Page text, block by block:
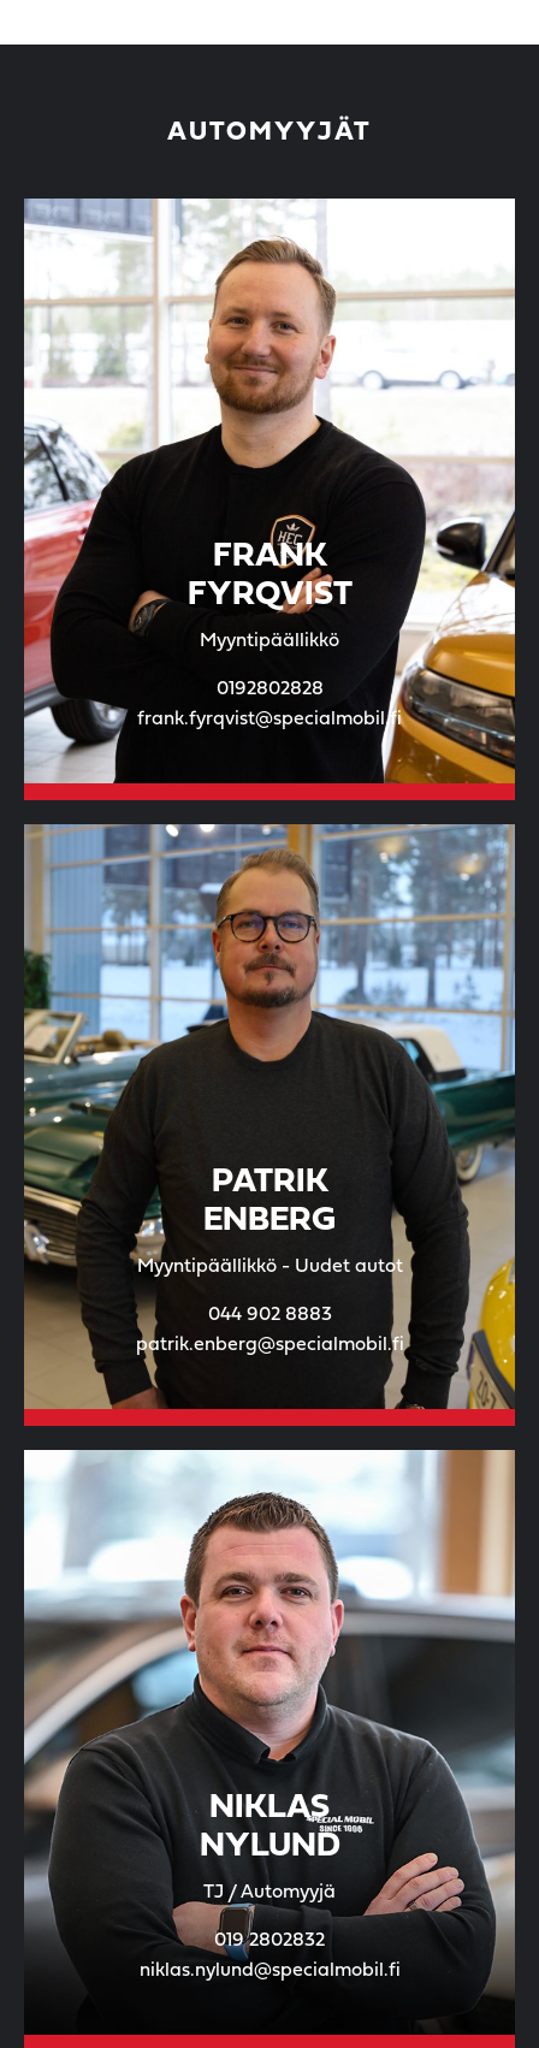
AUTOMYYJÄT
FRANK
FYRQVIST
Myyntipäällikkö
0192802828
frank.fyrqvist@specialmobil.fi
PATRIK
ENBERG
Myyntipäällikkö - Uudet autot
044 902 8883
patrik.enberg@specialmobil.fi
NIKLAS
NYLUND
TJ / Automyyjä
019 2802832
niklas.nylund@specialmobil.fi